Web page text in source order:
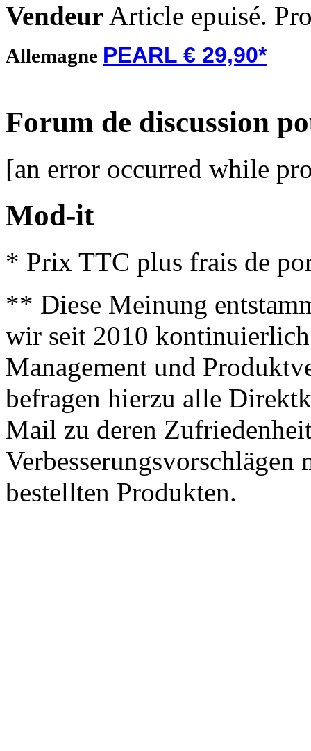
Vendeur Article epuisé.
Allemagne PEARL € 29,90*
Forum de discussion
[an error occurred while
Mod-it
* Prix TTC plus frais de
** Diese Meinung
wir seit 2010
Management und
befragen hierzu alle
Mail zu deren
bestellten Produkten.